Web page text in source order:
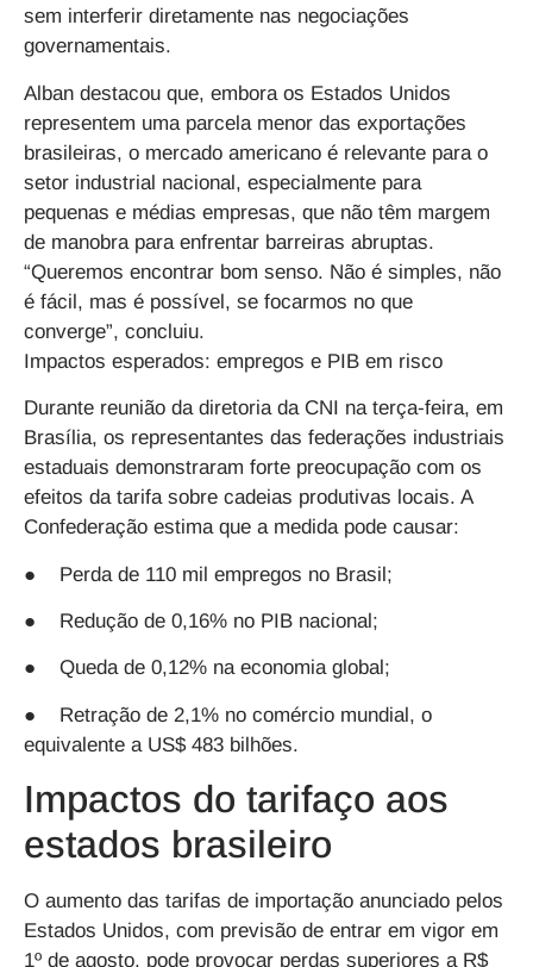
sem interferir diretamente nas negociações
governamentais.
Alban destacou que, embora os Estados Unidos
representem uma parcela menor das exportações
brasileiras, o mercado americano é relevante para o
setor industrial nacional, especialmente para
pequenas e médias empresas, que não têm margem
de manobra para enfrentar barreiras abruptas.
“Queremos encontrar bom senso. Não é simples, não
é fácil, mas é possível, se focarmos no que
converge”, concluiu.
Impactos esperados: empregos e PIB em risco
Durante reunião da diretoria da CNI na terça-feira, em
Brasília, os representantes das federações industriais
estaduais demonstraram forte preocupação com os
efeitos da tarifa sobre cadeias produtivas locais. A
Confederação estima que a medida pode causar:
● Perda de 110 mil empregos no Brasil;
● Redução de 0,16% no PIB nacional;
● Queda de 0,12% na economia global;
● Retração de 2,1% no comércio mundial, o
equivalente a US$ 483 bilhões.
Impactos do tarifaço aos
estados brasileiro
O aumento das tarifas de importação anunciado pelos
Estados Unidos, com previsão de entrar em vigor em
1º de agosto, pode provocar perdas superiores a R$